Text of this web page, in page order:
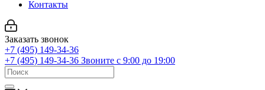
Контакты
Заказать звонок
+7 (495) 149-34-36
+7 (495) 149-34-36 Звоните с 9:00 до 19:00